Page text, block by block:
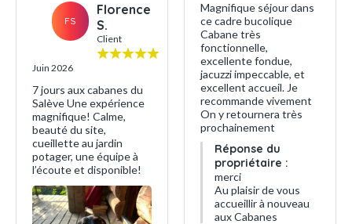
FS
Florence
S.
Client
Juin 2026
7 jours aux cabanes du
Salève Une expérience
magnifique! Calme,
beauté du site,
cueillette au jardin
potager, une équipe à
l’écoute et disponible!
Magnifique séjour dans
ce cadre bucolique
Cabane très
fonctionnelle,
excellente fondue,
jacuzzi impeccable, et
excellent accueil. Je
recommande vivement
On y retournera très
prochainement
Réponse du
propriétaire :
merci
Au plaisir de vous
accueillir à nouveau
aux Cabanes